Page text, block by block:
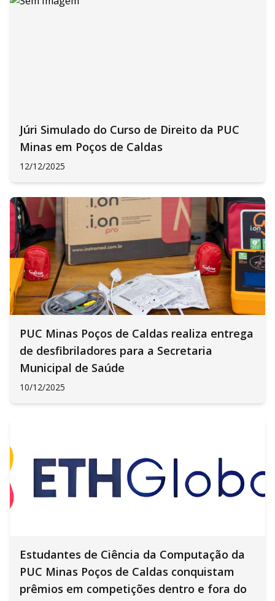
Júri Simulado do Curso de Direito da PUC
Minas em Poços de Caldas
12/12/2025
PUC Minas Poços de Caldas realiza entrega
de desfibriladores para a Secretaria
Municipal de Saúde
10/12/2025
Estudantes de Ciência da Computação da
PUC Minas Poços de Caldas conquistam
prêmios em competições dentro e fora do